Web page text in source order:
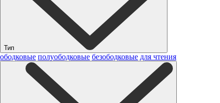
Тип
ободковые полуободковые безободковые для чтения